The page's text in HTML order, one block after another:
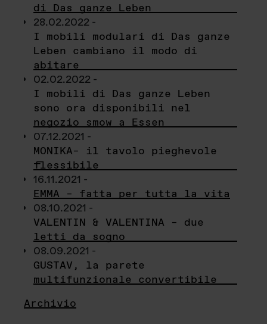
di Das ganze Leben
28.02.2022 -
I mobili modulari di Das ganze
Leben cambiano il modo di
abitare
02.02.2022 -
I mobili di Das ganze Leben
sono ora disponibili nel
negozio smow a Essen
07.12.2021 -
MONIKA– il tavolo pieghevole
flessibile
16.11.2021 -
EMMA – fatta per tutta la vita
08.10.2021 -
VALENTIN & VALENTINA – due
letti da sogno
08.09.2021 -
GUSTAV, la parete
multifunzionale convertibile
Archivio